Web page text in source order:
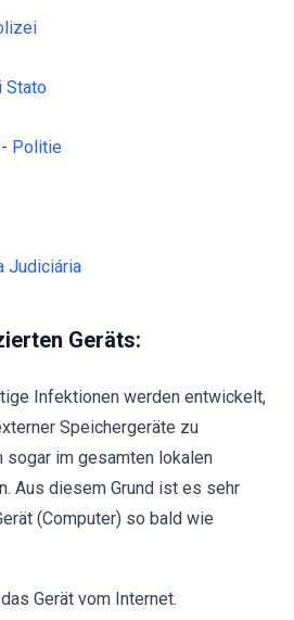
Stato
- Politie
Judiciária
Geräts:
Infektionen werden entwickelt,
Speichergeräte zu
im gesamten lokalen
Aus diesem Grund ist es sehr
(Computer) so bald wie
Gerät vom Internet.